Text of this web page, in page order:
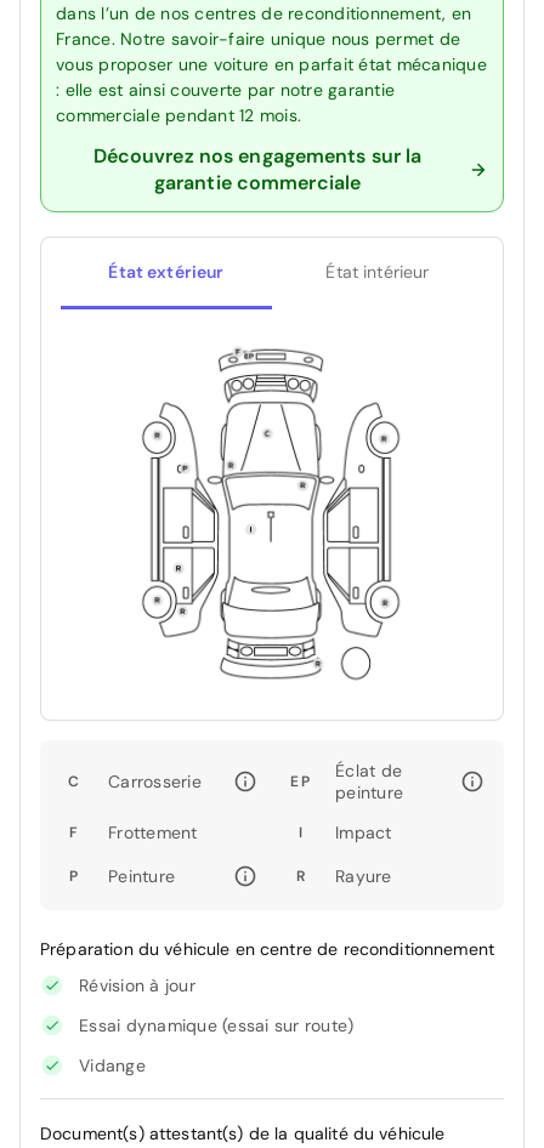
dans l’un de nos centres de reconditionnement, en
France. Notre savoir-faire unique nous permet de
vous proposer une voiture en parfait état mécanique
: elle est ainsi couverte par notre garantie
commerciale pendant 12 mois.
Découvrez nos engagements sur la
garantie commerciale
État extérieur État intérieur
C Carrosserie EP
Éclat de
peinture
F Frottement I Impact
P Peinture R Rayure
Préparation du véhicule en centre de reconditionnement
Révision à jour
Essai dynamique (essai sur route)
Vidange
Document(s) attestant(s) de la qualité du véhicule